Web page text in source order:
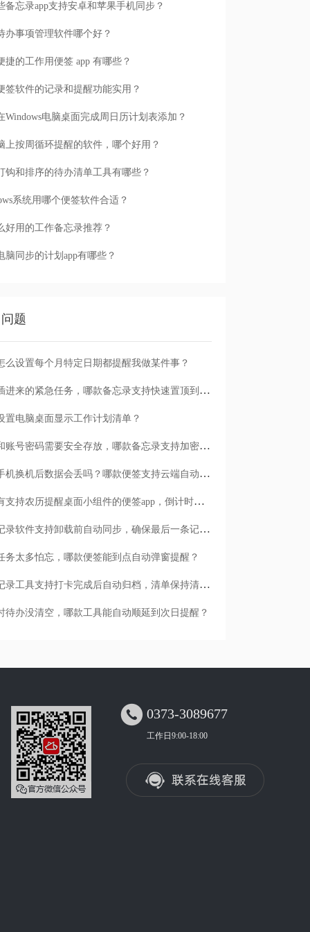
备忘录app支持安卓和苹果手机同步？
办事项管理软件哪个好？
捷的工作用便签 app 有哪些？
签软件的记录和提醒功能实用？
Windows电脑桌面完成周日历计划表添加？
上按周循环提醒的软件，哪个好用？
钩和排序的待办清单工具有哪些？
系统用哪个便签软件合适？
好用的工作备忘录推荐？
脑同步的计划app有哪些？
题
么设置每个月特定日期都提醒我做某件事？
临时插进来的紧急任务，哪款备忘录支持快速置顶到清单首位？
置电脑桌面显示工作计划清单？
日记和账号密码需要安全存放，哪款备忘录支持加密保护？
安卓手机换机后数据会丢吗？哪款便签支持云端自动备份？
有没有支持农历提醒桌面小组件的便签app，倒计时一目了然
哪款记录软件支持卸载前自动同步，确保最后一条记录不丢失？
务太多怕忘，哪款便签能到点自动弹窗提醒？
哪款记录工具支持打卡完成后自动归档，清单保持清爽？
待办没清空，哪款工具能自动顺延到次日提醒？
 0373-3089677
工作日9:00-18:00